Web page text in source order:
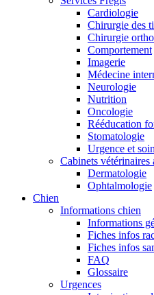
Cardiologie
Chirurgie des
Chirurgie
Comportement
Imagerie
Médecine
Neurologie
Nutrition
Oncologie
Rééducation
Stomatologie
Urgence et
Cabinets vétérinaires
Dermatologie
Ophtalmologie
Chien
Informations chien
Informations
Fiches infos
Fiches infos
FAQ
Glossaire
Urgences